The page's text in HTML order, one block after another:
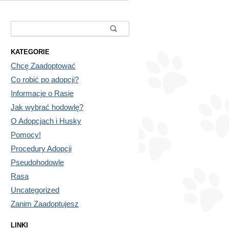
KATEGORIE
Chcę Zaadoptować
Co robić po adopcji?
Informacje o Rasie
Jak wybrać hodowlę?
O Adopcjach i Husky
Pomocy!
Procedury Adopcji
Pseudohodowle
Rasa
Uncategorized
Zanim Zaadoptujesz
LINKI